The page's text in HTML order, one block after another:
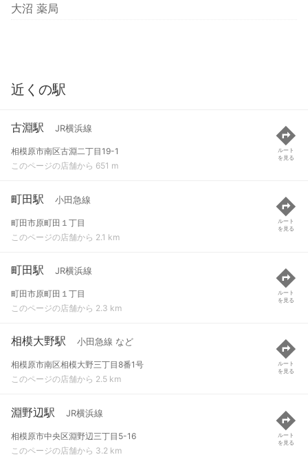
大沼 薬局
近くの駅
古淵駅 JR横浜線
相模原市南区古淵二丁目19-1
このページの店舗から 651 m
ルート
を見る
町田駅 小田急線
町田市原町田１丁目
このページの店舗から 2.1 km
ルート
を見る
町田駅 JR横浜線
町田市原町田１丁目
このページの店舗から 2.3 km
ルート
を見る
相模大野駅 小田急線 など
相模原市南区相模大野三丁目8番1号
このページの店舗から 2.5 km
ルート
を見る
淵野辺駅 JR横浜線
相模原市中央区淵野辺三丁目5-16
このページの店舗から 3.2 km
ルート
を見る